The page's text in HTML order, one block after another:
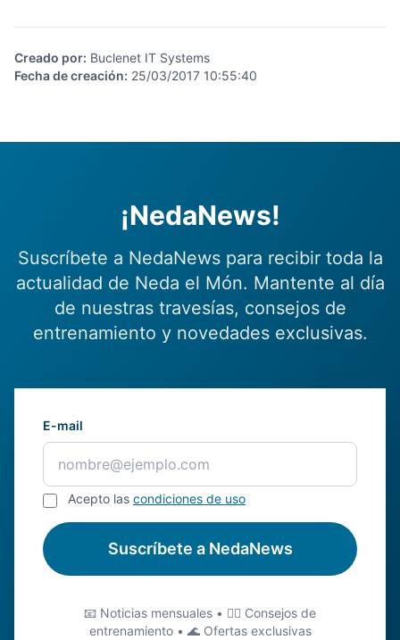
Creado por: Buclenet IT Systems
Fecha de creación: 25/03/2017 10:55:40
¡NedaNews!
Suscríbete a NedaNews para recibir toda la
actualidad de Neda el Món. Mantente al día
de nuestras travesías, consejos de
entrenamiento y novedades exclusivas.
E-mail
Acepto las condiciones de uso
Suscríbete a NedaNews
📧 Noticias mensuales • 🏊‍♂️ Consejos de
entrenamiento • 🌊 Ofertas exclusivas